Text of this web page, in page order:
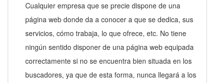
Cualquier empresa que se precie dispone de una
página web donde da a conocer a que se dedica, sus
servicios, cómo trabaja, lo que ofrece, etc. No tiene
ningún sentido disponer de una página web equipada
correctamente si no se encuentra bien situada en los
buscadores, ya que de esta forma, nunca llegará a los